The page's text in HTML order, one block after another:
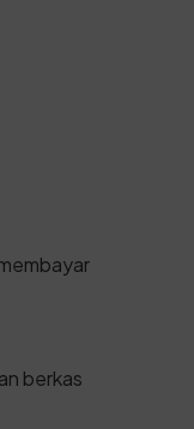
berkas